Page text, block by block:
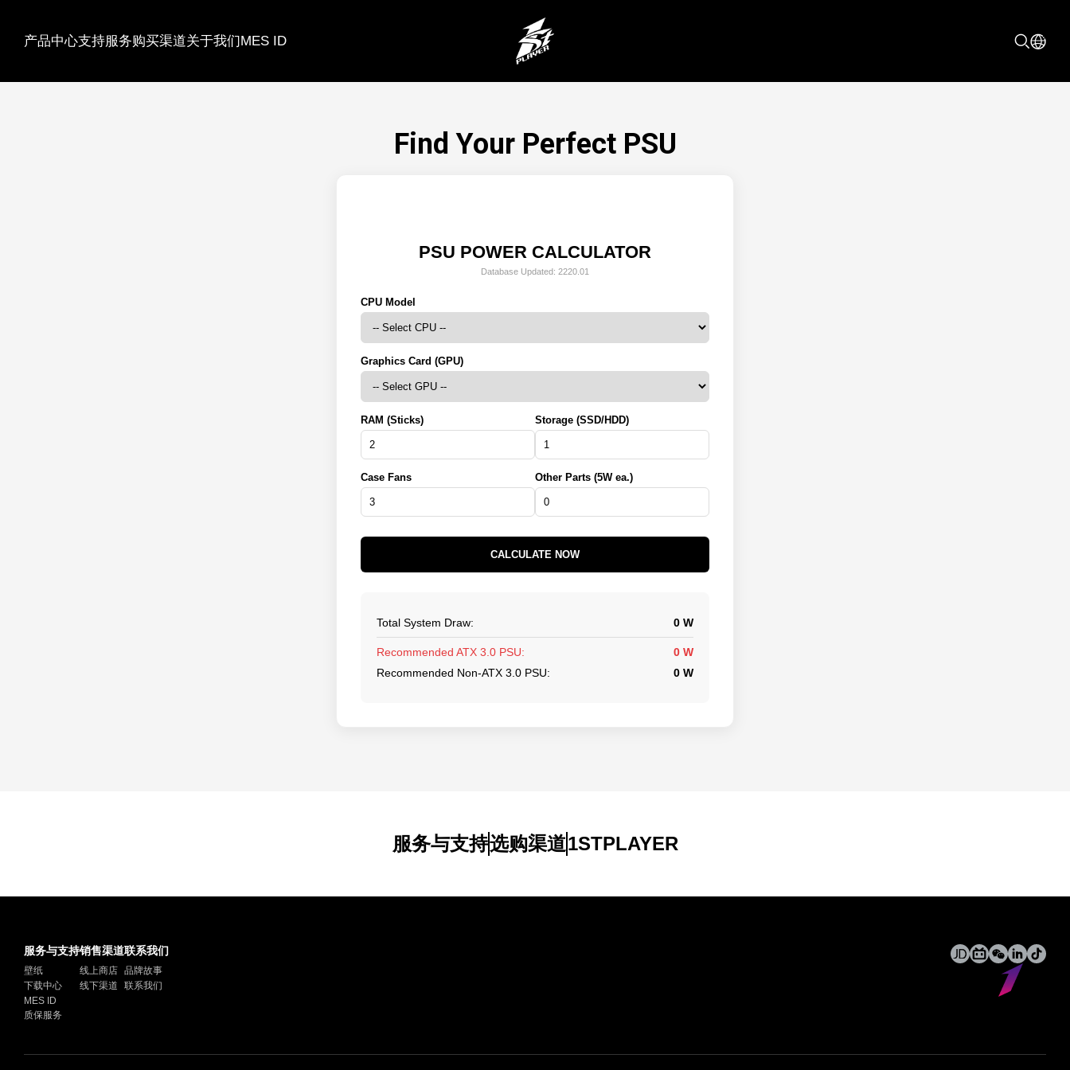
产品中心支持服务购买渠道关于我们MES ID
Find Your Perfect PSU
PSU POWER CALCULATOR
Database Updated: 2220.01
CPU Model
Graphics Card (GPU)
RAM (Sticks) Storage (SSD/HDD)
Case Fans Other Parts (5W ea.)
CALCULATE NOW
Total System Draw: 0 W
Recommended ATX 3.0 PSU:
0 W
Recommended Non-ATX 3.0 PSU:
0 W
服务与支持选购渠道1STPLAYER
服务与支持
壁纸
下载中心
MES ID
质保服务
销售渠道
线上商店
线下渠道
联系我们
品牌故事
联系我们